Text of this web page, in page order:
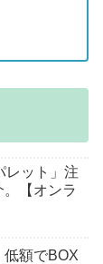
レット」注
。【オンラ
低額でBOX